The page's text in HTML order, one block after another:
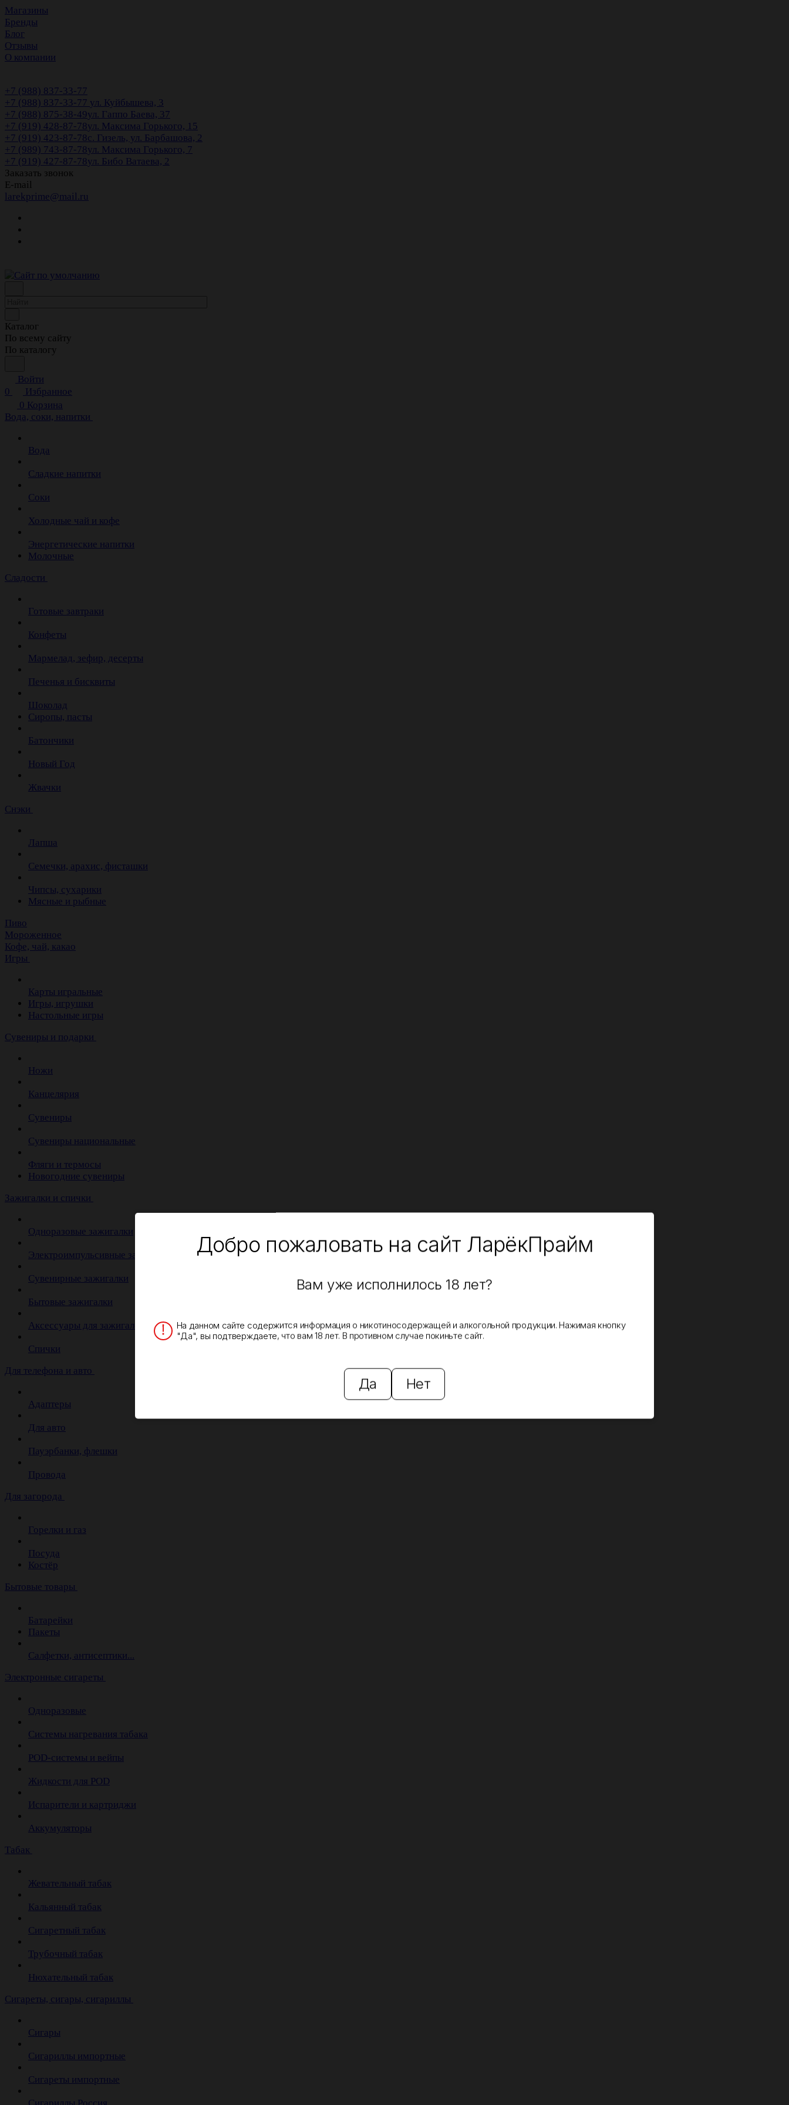
Магазины
Бренды
Блог
Отзывы
О компании
+7 (988) 837-33-77
+7 (988) 837-33-77 ул. Куйбышева, 3
+7 (988) 875-38-49ул. Гаппо Баева, 37
+7 (919) 428-87-78ул. Максима Горького, 15
+7 (919) 423-87-78с. Гизель, ул. Барбашова, 2
+7 (989) 743-87-78ул. Максима Горького, 7
+7 (919) 427-87-78ул. Бибо Ватаева, 2
Заказать звонок
E-mail
larekprime@mail.ru
Каталог
По всему сайту
По каталогу
Войти
0
Избранное
0 Корзина
Вода, соки, напитки
Вода
Сладкие напитки
Соки
Холодные чай и кофе
Энергетические напитки
Молочные
Сладости
Готовые завтраки
Конфеты
Мармелад, зефир, десерты
Печенья и бисквиты
Шоколад
Сиропы, пасты
Батончики
Новый Год
Жвачки
Снэки
Лапша
Семечки, арахис, фисташки
Чипсы, сухарики
Мясные и рыбные
Пиво
Мороженное
Кофе, чай, какао
Игры
Карты игральные
Игры, игрушки
Настольные игры
Сувениры и подарки
Ножи
Канцелярия
Сувениры
Сувениры национальные
Фляги и термосы
Новогодние сувениры
Зажигалки и спички
Одноразовые зажигалки
Электроимпульсивные зажигалки
Сувенирные зажигалки
Бытовые зажигалки
Аксессуары для зажигалок
Спички
Для телефона и авто
Адаптеры
Для авто
Пауэрбанки, флешки
Провода
Для загорода
Горелки и газ
Посуда
Костёр
Бытовые товары
Батарейки
Пакеты
Салфетки, антисептики...
Электронные сигареты
Одноразовые
Системы нагревания табака
POD-системы и вейпы
Жидкости для POD
Испарители и картриджи
Аккумуляторы
Табак
Жевательный табак
Кальянный табак
Сигаретный табак
Трубочный табак
Нюхательный табак
Cигареты, сигары, сигариллы
Сигары
Сигариллы импортные
Сигареты импортные
Добро пожаловать на сайт ЛарёкПрайм
Вам уже исполнилось 18 лет?
На данном сайте содержится информация о никотиносодержащей и алкогольной продукции. Нажимая кнопку
"Да", вы подтверждаете, что вам 18 лет. В противном случае покиньте сайт.
Да Нет